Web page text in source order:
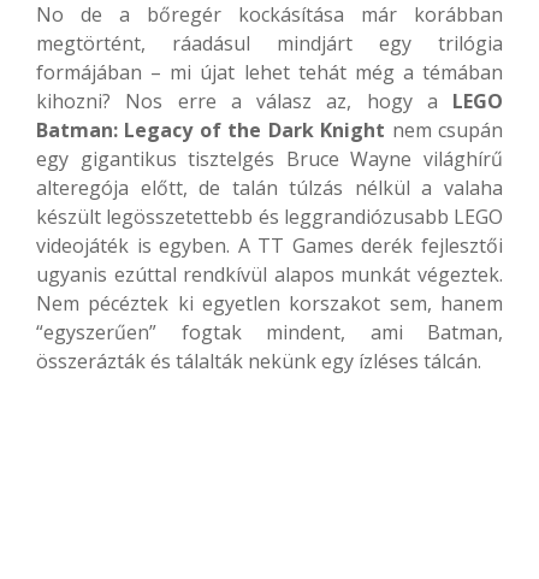
No de a bőregér kockásítása már korábban
megtörtént, ráadásul mindjárt egy trilógia
formájában – mi újat lehet tehát még a témában
kihozni? Nos erre a válasz az, hogy a LEGO
Batman: Legacy of the Dark Knight nem csupán
egy gigantikus tisztelgés Bruce Wayne világhírű
alteregója előtt, de talán túlzás nélkül a valaha
készült legösszetettebb és leggrandiózusabb LEGO
videojáték is egyben. A TT Games derék fejlesztői
ugyanis ezúttal rendkívül alapos munkát végeztek.
Nem pécéztek ki egyetlen korszakot sem, hanem
“egyszerűen” fogtak mindent, ami Batman,
összerázták és tálalták nekünk egy ízléses tálcán.